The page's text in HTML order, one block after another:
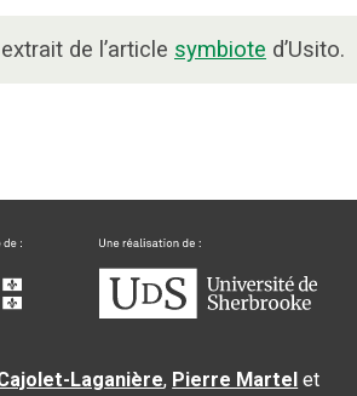
de l’article symbiote d’Usito.
Laganière, Pierre Martel et